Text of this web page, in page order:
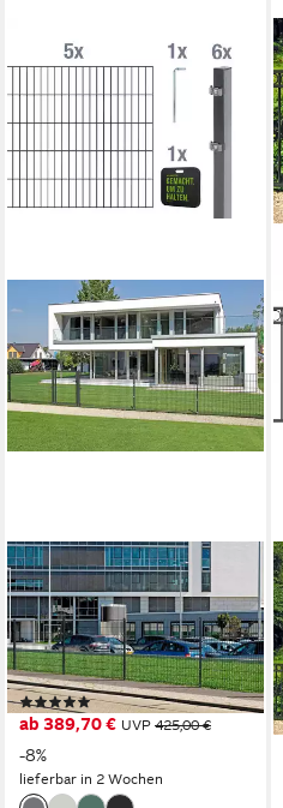
ALBERTS
Doppelstabmattenzaun
Grundset, (Set), Höhe: 80-
200 cm, Gesamtlänge: 4-30
m, zum Einbetonieren
(20)
ab 389,70 € UVP 425,00 €
-8%
lieferbar in 2 Wochen